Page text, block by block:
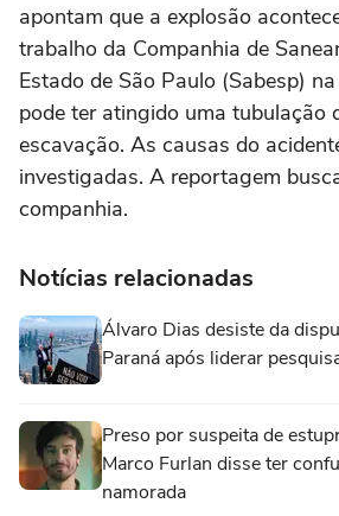
apontam que a explosão
trabalho da Companhia de
Estado de São Paulo (Sabesp)
pode ter atingido uma tubulação
escavação. As causas do
investigadas. A reportagem
companhia.
Notícias relacionadas
Álvaro Dias desiste da
Paraná após liderar
Preso por suspeita de
Marco Furlan disse ter
namorada